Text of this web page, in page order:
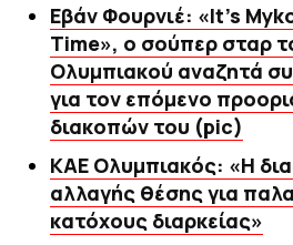
Εβάν Φουρνιέ: «It’s
Time», ο σούπερ σταρ
Ολυμπιακού αναζητά
για τον επόμενο
διακοπών του (pic)
ΚΑΕ Ολυμπιακός: «Η
αλλαγής θέσης για
κατόχους διαρκείας»